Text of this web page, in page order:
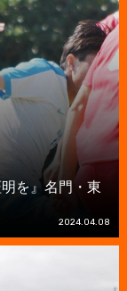
を』名門・東
2024.04.08